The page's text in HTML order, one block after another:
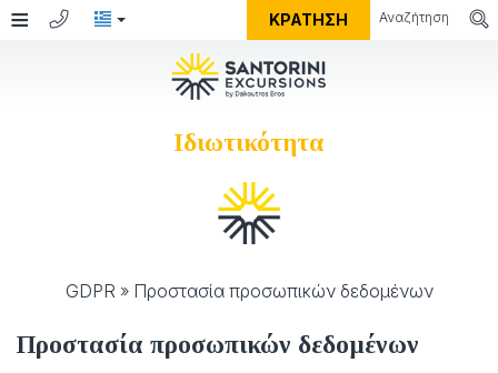
≡ ΚΡΆΤΗΣΗ
ΕΚΔΡΟΜΈΣ
Εκδρομές
ΠΛΗΡΟΦΟΡΊΕΣ
Παραλίες της Σαντορίνης
Καλυψώ
ΦΩΤΟΓΡΑΦΊΕΣ
Ιδιωτικότητα
GDPR » Προστασία προσωπικών δεδομένων
Προστασία προσωπικών δεδομένων